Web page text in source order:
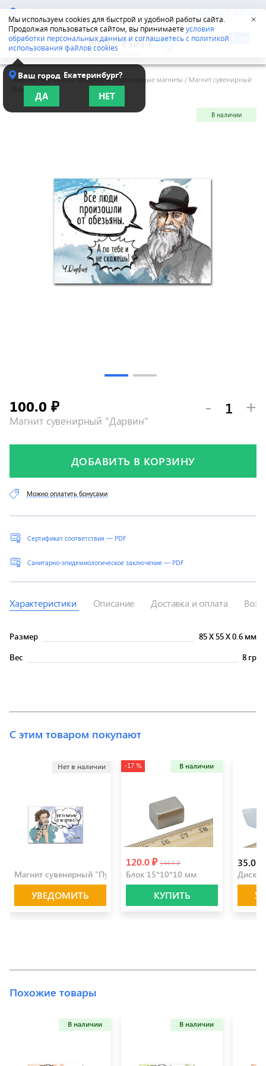
Мы используем cookies для быстрой и удобной работы сайта.
Продолжая пользоваться сайтом, вы принимаетеусловия
обработки персональных данных и соглашаетесь с политикой
использования файлов cookies
✕
Челябинск 8-800-555-42-96
Ваш город Екатеринбург?
ДА НЕТ
Главная /Магнитная продукция/Сувенирные магниты /Магнит сувенирный
"Дарвин"
В наличии
Магнит сувенирный "Дарвин"
100.0 ₽ - +
ДОБАВИТЬ В КОРЗИНУ
Сертификат соответствия — PDF
Санитарно-эпидемиологическое заключение — PDF
Можно оплатить бонусами
Характеристики Описание Доставка и оплата
Размер 85X55X0.6 мм
Вес
8 гр
С этим товаром покупают
Нет в наличии
Магнит сувенирный "Пушкин"
УВЕДОМИТЬ
-17 % В наличии
120.0 ₽ 144.6 ₽
Блок 15*10*10 мм
КУПИТЬ
35.0 ₽
Диск
Похожие товары
В наличии В наличии